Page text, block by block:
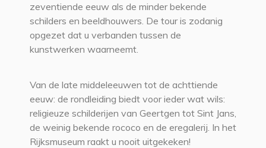
zeventiende eeuw als de minder bekende
schilders en beeldhouwers. De tour is zodanig
opgezet dat u verbanden tussen de
kunstwerken waarneemt.
Van de late middeleeuwen tot de achttiende
eeuw: de rondleiding biedt voor ieder wat wils:
religieuze schilderijen van Geertgen tot Sint Jans,
de weinig bekende rococo en de eregalerij. In het
Rijksmuseum raakt u nooit uitgekeken!